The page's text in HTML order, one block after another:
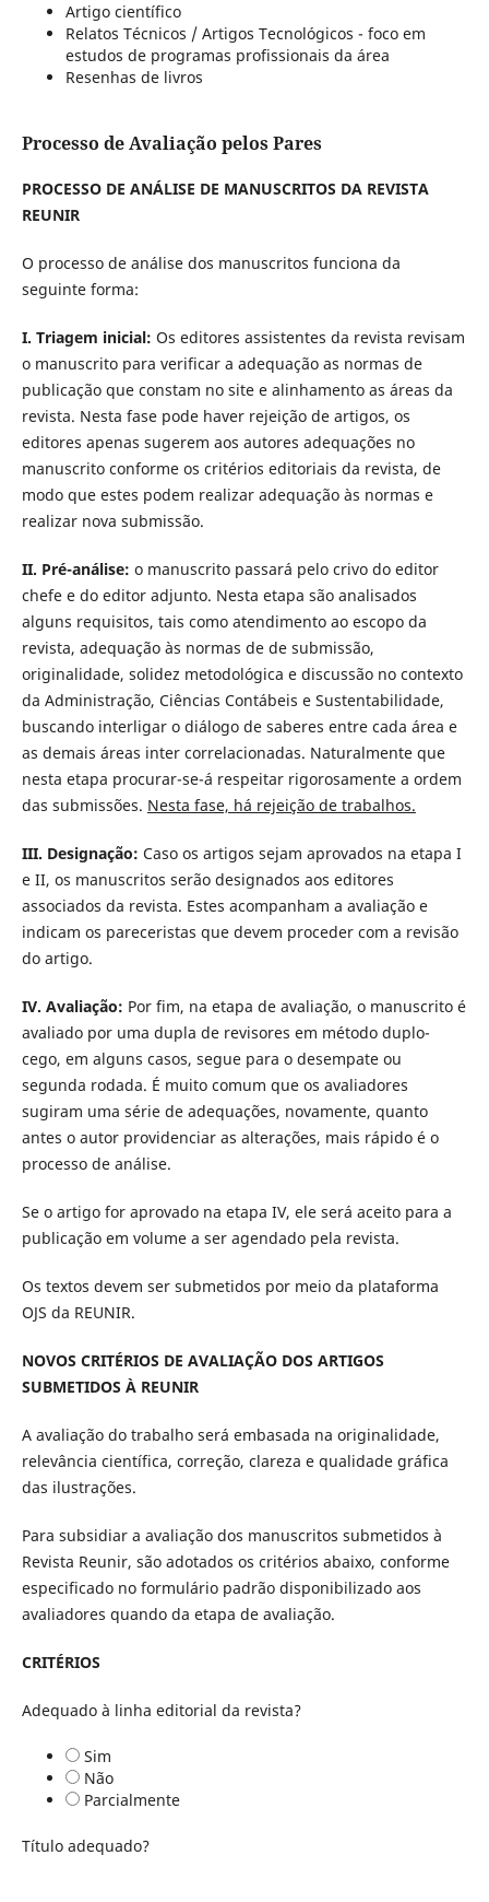
Artigo científico
Relatos Técnicos / Artigos Tecnológicos - foco em
estudos de programas profissionais da área
Resenhas de livros
Processo de Avaliação pelos Pares
PROCESSO DE ANÁLISE DE MANUSCRITOS DA REVISTA
REUNIR
O processo de análise dos manuscritos funciona da
seguinte forma:
I. Triagem inicial: Os editores assistentes da revista revisam
o manuscrito para verificar a adequação as normas de
publicação que constam no site e alinhamento as áreas da
revista. Nesta fase pode haver rejeição de artigos, os
editores apenas sugerem aos autores adequações no
manuscrito conforme os critérios editoriais da revista, de
modo que estes podem realizar adequação às normas e
realizar nova submissão.
II. Pré-análise: o manuscrito passará pelo crivo do editor
chefe e do editor adjunto. Nesta etapa são analisados
alguns requisitos, tais como atendimento ao escopo da
revista, adequação às normas de de submissão,
originalidade, solidez metodológica e discussão no contexto
da Administração, Ciências Contábeis e Sustentabilidade,
buscando interligar o diálogo de saberes entre cada área e
as demais áreas inter correlacionadas. Naturalmente que
nesta etapa procurar-se-á respeitar rigorosamente a ordem
das submissões. Nesta fase, há rejeição de trabalhos.
III. Designação: Caso os artigos sejam aprovados na etapa I
e II, os manuscritos serão designados aos editores
associados da revista. Estes acompanham a avaliação e
indicam os pareceristas que devem proceder com a revisão
do artigo.
IV. Avaliação: Por fim, na etapa de avaliação, o manuscrito é
avaliado por uma dupla de revisores em método duplo-
cego, em alguns casos, segue para o desempate ou
segunda rodada. É muito comum que os avaliadores
sugiram uma série de adequações, novamente, quanto
antes o autor providenciar as alterações, mais rápido é o
processo de análise.
Se o artigo for aprovado na etapa IV, ele será aceito para a
publicação em volume a ser agendado pela revista.
Os textos devem ser submetidos por meio da plataforma
OJS da REUNIR.
NOVOS CRITÉRIOS DE AVALIAÇÃO DOS ARTIGOS
SUBMETIDOS À REUNIR
A avaliação do trabalho será embasada na originalidade,
relevância científica, correção, clareza e qualidade gráfica
das ilustrações.
Para subsidiar a avaliação dos manuscritos submetidos à
Revista Reunir, são adotados os critérios abaixo, conforme
especificado no formulário padrão disponibilizado aos
avaliadores quando da etapa de avaliação.
CRITÉRIOS
Adequado à linha editorial da revista?
Sim
Não
Parcialmente
Título adequado?